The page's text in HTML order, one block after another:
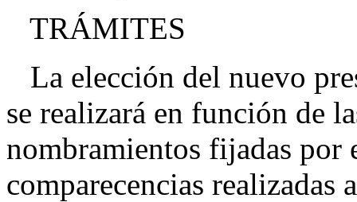
TRÁMITES
La elección del nuevo
se realizará en función de
nombramientos fijadas por
comparecencias realizadas